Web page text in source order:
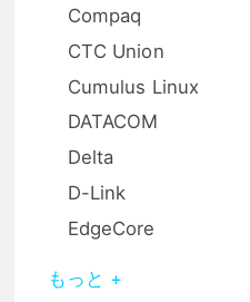
Compaq
CTC Union
Cumulus Linux
DATACOM
Delta
D-Link
EdgeCore
もっと +